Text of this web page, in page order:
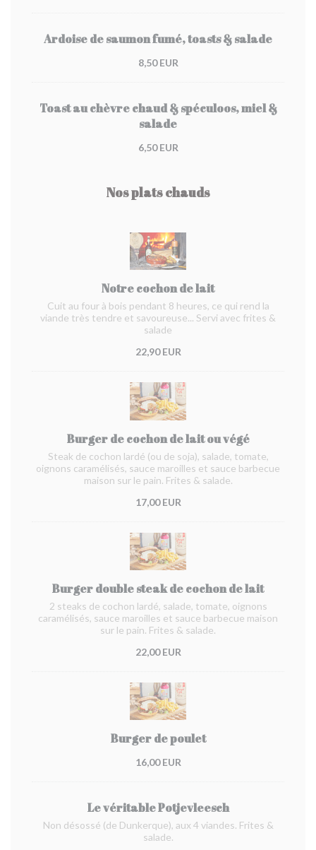
Ardoise de saumon fumé, toasts & salade
8,50 EUR
Toast au chèvre chaud & spéculoos, miel &
salade
6,50 EUR
Nos plats chauds
Notre cochon de lait
Cuit au four à bois pendant 8 heures, ce qui rend la
viande très tendre et savoureuse... Servi avec frites &
salade
22,90 EUR
Burger de cochon de lait ou végé
Steak de cochon lardé (ou de soja), salade, tomate,
oignons caramélisés, sauce maroilles et sauce barbecue
maison sur le pain. Frites & salade.
17,00 EUR
Burger double steak de cochon de lait
2 steaks de cochon lardé, salade, tomate, oignons
caramélisés, sauce maroilles et sauce barbecue maison
sur le pain. Frites & salade.
22,00 EUR
Burger de poulet
16,00 EUR
Le véritable Potjevleesch
Non désossé (de Dunkerque), aux 4 viandes. Frites &
salade.